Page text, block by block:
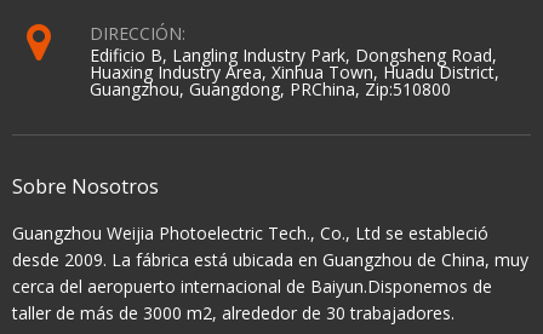
DIRECCIÓN:
Edificio B, Langling Industry Park, Dongsheng Road,
Huaxing Industry Area, Xinhua Town, Huadu District,
Guangzhou, Guangdong, PRChina, Zip:510800
Sobre Nosotros
Guangzhou Weijia Photoelectric Tech., Co., Ltd se estableció
desde 2009. La fábrica está ubicada en Guangzhou de China, muy
cerca del aeropuerto internacional de Baiyun.Disponemos de
taller de más de 3000 m2, alrededor de 30 trabajadores.